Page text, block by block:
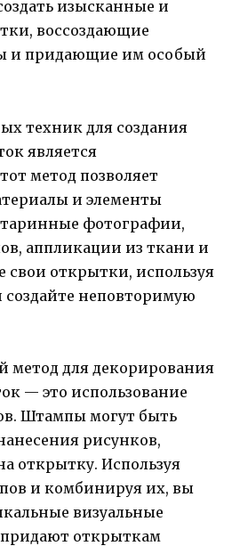
изысканные и
воссоздающие
и придающие им особый
техник для создания
является
метод позволяет
и элементы
фотографии,
аппликации из ткани и
свои открытки, используя
создайте неповторимую
метод для декорирования
— это использование
Штампы могут быть
рисунков,
открытку. Используя
и комбинируя их, вы
визуальные
открыткам